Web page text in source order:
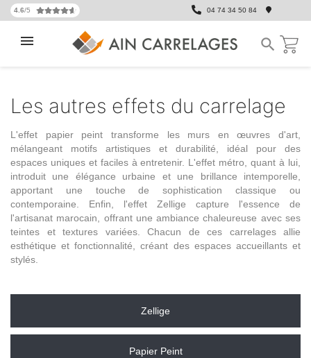
4.6/5 04 74 34 50 84

Les autres effets du carrelage
L'effet papier peint transforme les murs en œuvres d'art,
mélangeant motifs artistiques et durabilité, idéal pour des
espaces uniques et faciles à entretenir. L'effet métro, quant à lui,
introduit une élégance urbaine et une brillance intemporelle,
apportant une touche de sophistication classique ou
contemporaine. Enfin, l'effet Zellige capture l'essence de
l'artisanat marocain, offrant une ambiance chaleureuse avec ses
teintes et textures variées. Chacun de ces carrelages allie
esthétique et fonctionnalité, créant des espaces accueillants et
stylés.
Zellige
Papier Peint